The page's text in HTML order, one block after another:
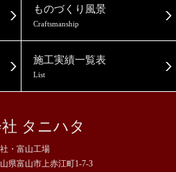
ものづくり風景
Craftsmanship
施工実績一覧表
List
タニハタ
・富山工場
県富山市上赤江町1-7-3